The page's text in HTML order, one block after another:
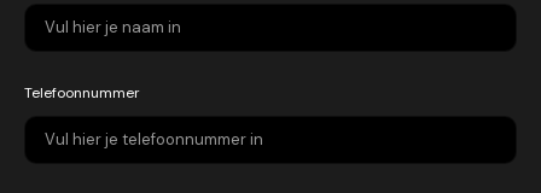
Telefoonnummer